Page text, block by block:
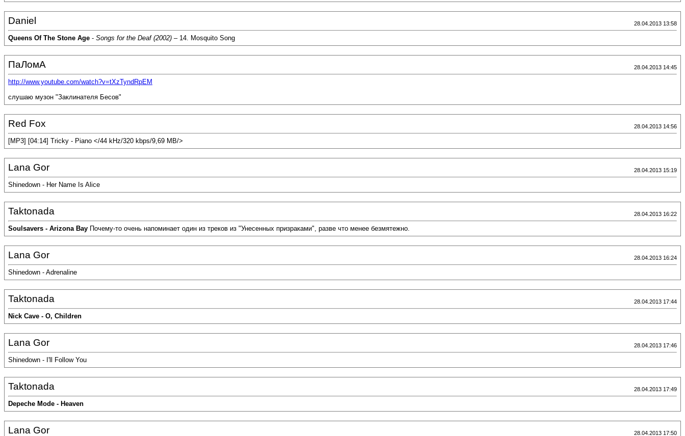
Daniel 28.04.2013 13:58
Queens Of The Stone Age - Songs for the Deaf (2002) – 14. Mosquito Song
ПаЛомА 28.04.2013 14:45
http://www.youtube.com/watch?v=tXzTyndRpEM
слушаю музон "Заклинателя Бесов"
Red Fox 28.04.2013 14:56
[MP3] [04:14] Tricky - Piano </44 kHz/320 kbps/9,69 MB/>
Lana Gor 28.04.2013 15:19
Shinedown - Her Name Is Alice
Taktonada 28.04.2013 16:22
Soulsavers - Arizona Bay Почему-то очень напоминает один из треков из "Унесенных призраками", разве что менее безмятежно.
Lana Gor 28.04.2013 16:24
Shinedown - Adrenaline
Taktonada 28.04.2013 17:44
Nick Cave - O, Children
Lana Gor 28.04.2013 17:46
Shinedown - I'll Follow You
Taktonada 28.04.2013 17:49
Depeche Mode - Heaven
Lana Gor 28.04.2013 17:50